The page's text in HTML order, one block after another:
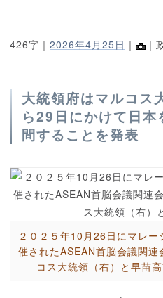
426字｜ 2026年4月25日 ｜ ｜
大統領府はマルコス
ら29日にかけて日
問することを発表
２０２５年10月26日にマレ
催されたASEAN首脳会議関
コス大統領（右）と早苗